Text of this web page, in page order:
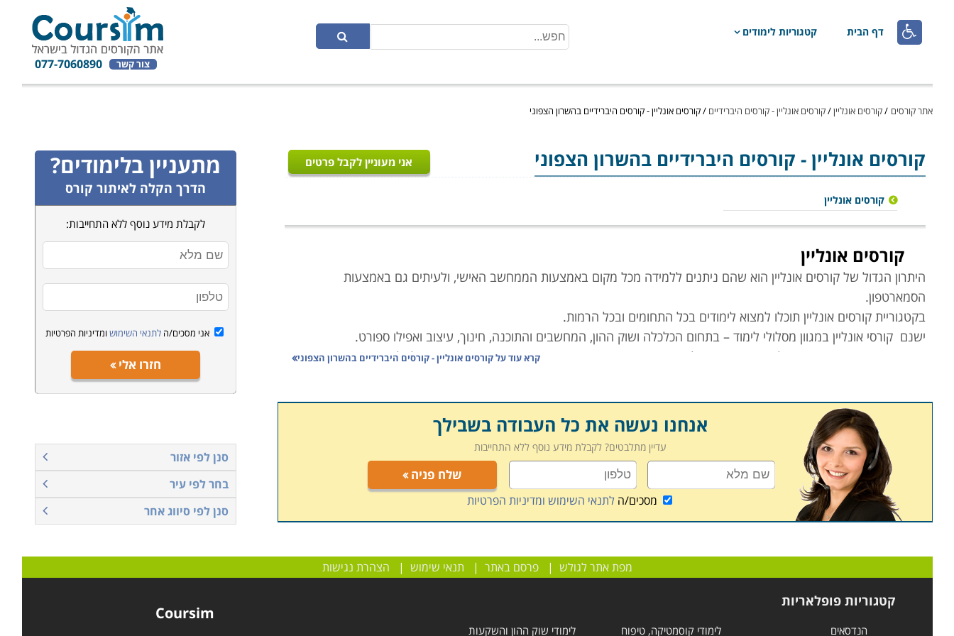
 דף הבית קטגוריות לימודים
צור קשר 077-7060890
אתר קורסים /קורסים אונליין/קורסים אונליין - קורסים היברידיים /קורסים אונליין - קורסים היברידיים בהשרון הצפוני
קורסים אונליין- קורסים היברידיים בהשרון הצפוני אני מעוניין לקבל פרטים
קורסים אונליין
קורסים אונליין
היתרון הגדול של קורסים אונליין הוא שהם ניתנים ללמידה מכל מקום באמצעות הממחשב האישי, ולעיתים גם באמצעות
הסמארטפון.
בקטגוריית קורסים אונליין תוכלו למצוא לימודים בכל התחומים ובכל הרמות.
ישנם קורסי אונליין במגוון מסלולי לימוד – בתחום הכלכלה ושוק ההון, המחשבים והתוכנה, חינוך, עיצוב ואפילו ספורט.
קורסים רבים מועברים פרונטלית באמצעות מצלמת המחשב ומאפשרים שיחה אינטרקטיבית בין המרצה לתלמידים.
קראו בקטגוריית קורסים אונליין את פירוט הקורסים, בחרו את הקורס המתאים, מלאו את הפרטים ונציג הקורס יצור אתכם קשר
קרא עוד עלקורסים אונליין - קורסים היברידיים בהשרון הצפוני
אנחנו נעשה את כל העבודה בשבילך
עדיין מתלבטים? לקבלת מידע נוסף ללא התחייבות
שלח פניה
מסכים/הלתנאי השימוש ומדיניות הפרטיות
מתעניין בלימודים?
הדרך הקלה לאיתור קורס
לקבלת מידע נוסף ללא התחייבות:
אני מסכים/הלתנאי השימוש ומדיניות הפרטיות
חזרו אלי
סנן לפי אזור
בחר לפי עיר
סנן לפי סיווג אחר
מפת אתר לגולש |פרסם באתר | תנאי שימוש | הצהרת נגישות
קטגוריות פופלאריות
הנדסאים לימודי קוסמטיקה, טיפוח לימודי שוק ההון והשקעות
Coursim